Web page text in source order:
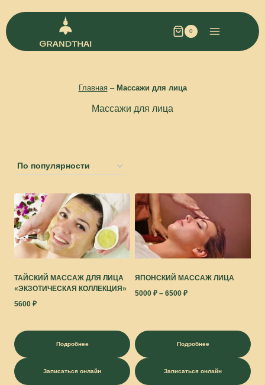
0
Главная– Массажи для лица
Массажи для лица
ТАЙСКИЙ МАССАЖ ДЛЯ ЛИЦА
«ЭКЗОТИЧЕСКАЯ КОЛЛЕКЦИЯ»
5600 ₽
Подробнее
Записаться онлайн
ЯПОНСКИЙ МАССАЖ ЛИЦА
5000 ₽ – 6500 ₽
Подробнее
Записаться онлайн